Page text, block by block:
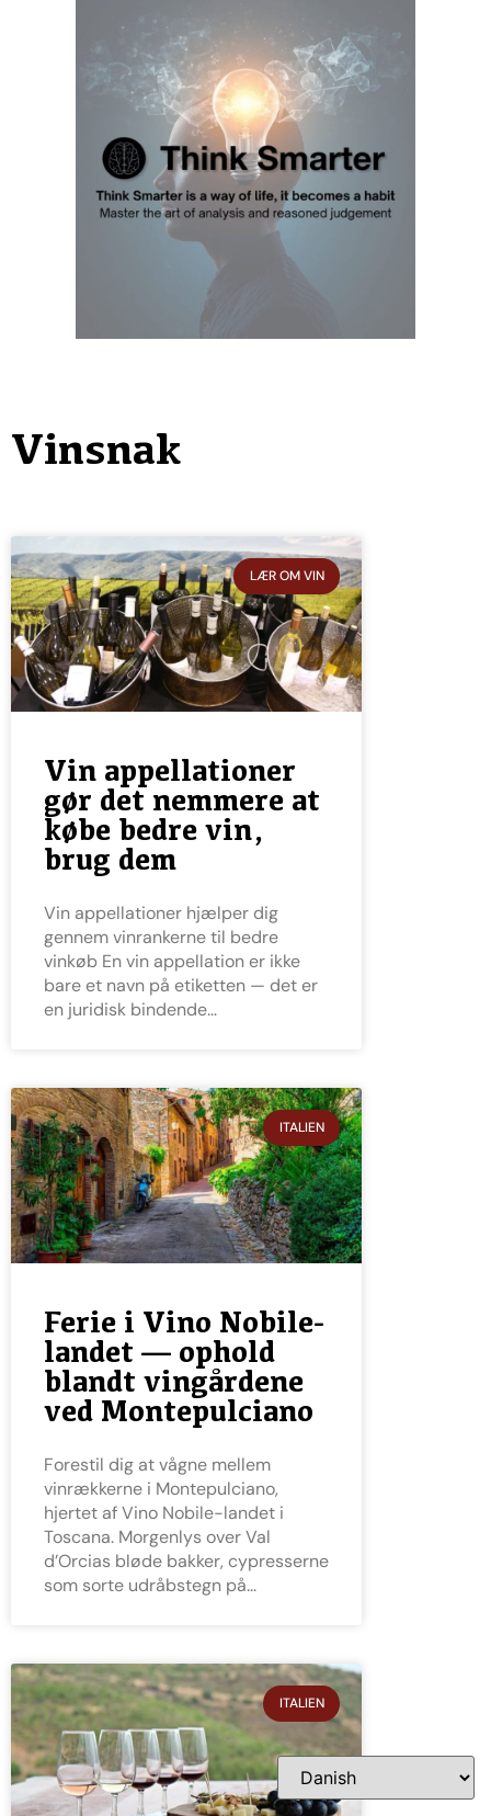
Vinsnak
LÆR OM VIN
Vin appellationer
gør det nemmere at
købe bedre vin,
brug dem
Vin appellationer hjælper dig
gennem vinrankerne til bedre
vinkøb En vin appellation er ikke
bare et navn på etiketten — det er
en juridisk bindende
ITALIEN
Ferie i Vino Nobile-
landet — ophold
blandt vingårdene
ved Montepulciano
Forestil dig at vågne mellem
vinrækkerne i Montepulciano,
hjertet af Vino Nobile-landet i
Toscana. Morgenlys over Val
d’Orcias bløde bakker, cypresserne
som sorte udråbstegn på
ITALIEN